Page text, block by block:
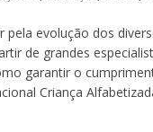
pela evolução dos
de grandes
garantir o
Criança